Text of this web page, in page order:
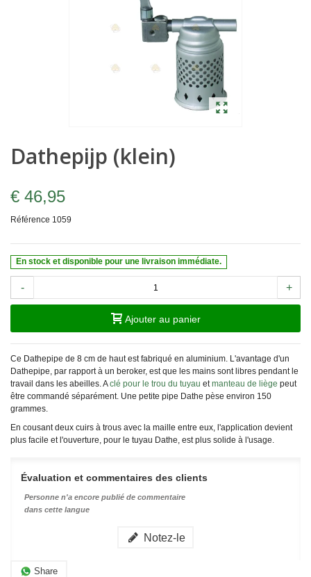
Dathepijp (klein)
€ 46,95
Référence 1059
En stock et disponible pour une livraison immédiate.
- +
Ajouter au panier
Ce Dathepipe de 8 cm de haut est fabriqué en aluminium. L'avantage d'un
Dathepipe, par rapport à un beroker, est que les mains sont libres pendant le
travail dans les abeilles.Aclé pour le trou du tuyau etmanteau de liège peut
être commandé séparément. Une petite pipe Dathe pèse environ 150
grammes.
En cousant deux cuirs à trous avec la maille entre eux, l'application devient
plus facile et l'ouverture, pour le tuyau Dathe, est plus solide à l'usage.
Évaluation et commentaires des clients
Personne n'a encore publié de commentaire
dans cette langue
Notez-le
Share